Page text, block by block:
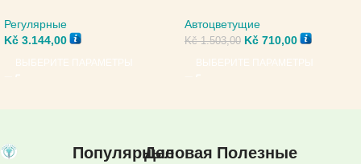
Регулярные
Kč 3.144,00
Автоцветущие
Kč1.503,00 Kč 710,00
ВЫБЕРИТЕ ПАРАМЕТРЫ
ПопулярныеДеловая Полезные